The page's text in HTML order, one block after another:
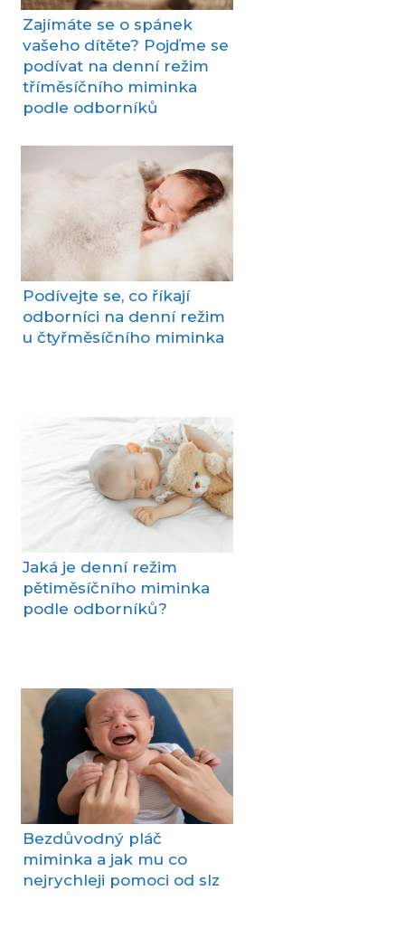
Zajímáte se o spánek
vašeho dítěte? Pojďme se
podívat na denní režim
tříměsíčního miminka
podle odborníků
Podívejte se, co říkají
odborníci na denní režim
u čtyřměsíčního miminka
Jaká je denní režim
pětiměsíčního miminka
podle odborníků?
Bezdůvodný pláč
miminka a jak mu co
nejrychleji pomoci od slz